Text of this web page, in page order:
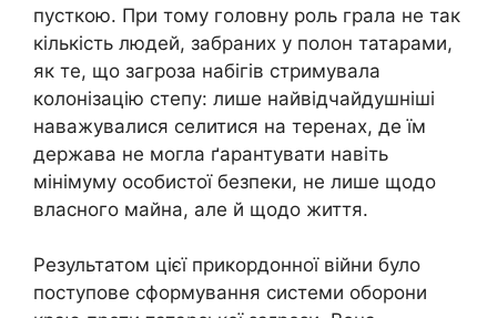
пусткою. При тому головну роль грала не так
кількість людей, забраних у полон татарами,
як те, що загроза набігів стримувала
колонізацію степу: лише найвідчайдушніші
наважувалися селитися на теренах, де їм
держава не могла ґарантувати навіть
мінімуму особистої безпеки, не лише щодо
власного майна, але й щодо життя.
Результатом цієї прикордонної війни було
поступове сформування системи оборони